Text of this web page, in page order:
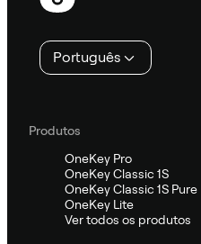
Português
Produtos
OneKey Pro
OneKey Classic 1S
OneKey Classic 1S Pure
OneKey Lite
Ver todos os produtos